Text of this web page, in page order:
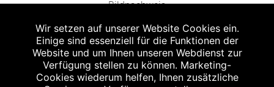
Bildnachweis
Abgabe in haushaltsüblichen Mengen, solange der Vorrat reicht. Für Druck-
Wir setzen auf unserer Website Cookies ein.
Einige sind essenziell für die Funktionen der
Website und um Ihnen unseren Webdienst zur
Verfügung stellen zu können. Marketing-
Cookies wiederum helfen, Ihnen zusätzliche